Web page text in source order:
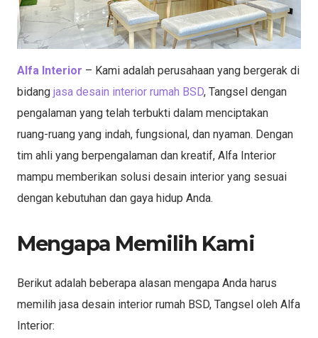
Alfa Interior – Kami adalah perusahaan yang bergerak di
bidang jasa desain interior rumah BSD, Tangsel dengan
pengalaman yang telah terbukti dalam menciptakan
ruang-ruang yang indah, fungsional, dan nyaman. Dengan
tim ahli yang berpengalaman dan kreatif, Alfa Interior
mampu memberikan solusi desain interior yang sesuai
dengan kebutuhan dan gaya hidup Anda.
Mengapa Memilih Kami
Berikut adalah beberapa alasan mengapa Anda harus
memilih jasa desain interior rumah BSD, Tangsel oleh Alfa
Interior: